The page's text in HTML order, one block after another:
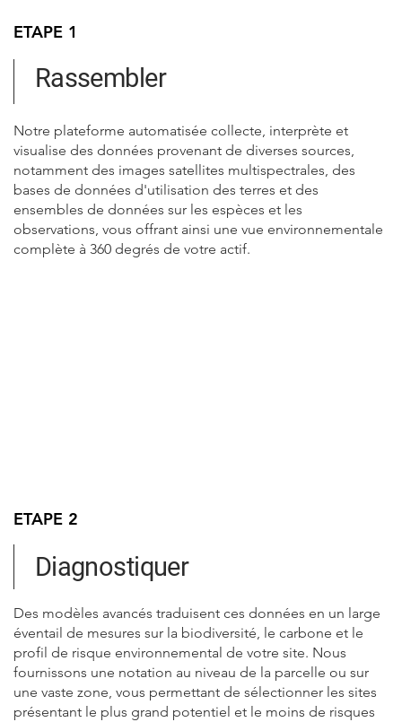
ETAPE 1
Rassembler
Notre plateforme automatisée collecte, interprète et
visualise des données provenant de diverses sources,
notamment des images satellites multispectrales, des
bases de données d'utilisation des terres et des
ensembles de données sur les espèces et les
observations, vous offrant ainsi une vue environnementale
complète à 360 degrés de votre actif.
ETAPE 2
Diagnostiquer
Des modèles avancés traduisent ces données en un large
éventail de mesures sur la biodiversité, le carbone et le
profil de risque environnemental de votre site. Nous
fournissons une notation au niveau de la parcelle ou sur
une vaste zone, vous permettant de sélectionner les sites
présentant le plus grand potentiel et le moins de risques